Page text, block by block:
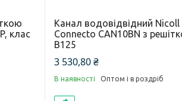
клас
Канал водовідвідний Nicoll
Connecto CAN10BN з
B125
3 530,80 ₴
В наявності Оптом і в роздріб